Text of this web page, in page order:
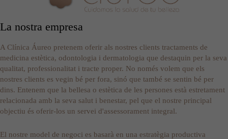
La nostra empresa
A Clínica Áureo pretenem oferir als nostres clients tractaments de
medicina estètica, odontologia i dermatologia que destaquin per la seva
qualitat, professionalitat i tracte proper. No només volem que els
nostres clients es vegin bé per fora, sinó que també se sentin bé per
dins. Entenem que la bellesa o estètica de les persones està estretament
relacionada amb la seva salut i benestar, pel que el nostre principal
objectiu és oferir-los un servei d'assessorament integral.
El nostre model de negoci es basarà en una estratègia productiva